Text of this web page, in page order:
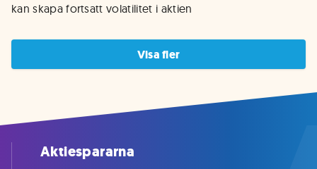
kan skapa fortsatt volatilitet i aktien
Visa fler
Aktiespararna